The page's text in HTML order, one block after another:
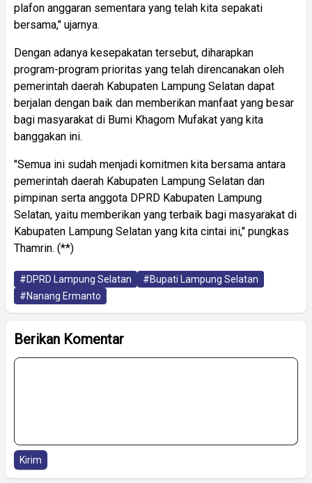
plafon anggaran sementara yang telah kita sepakati
bersama," ujarnya.
Dengan adanya kesepakatan tersebut, diharapkan
program-program prioritas yang telah direncanakan oleh
pemerintah daerah Kabupaten Lampung Selatan dapat
berjalan dengan baik dan memberikan manfaat yang besar
bagi masyarakat di Bumi Khagom Mufakat yang kita
banggakan ini.
"Semua ini sudah menjadi komitmen kita bersama antara
pemerintah daerah Kabupaten Lampung Selatan dan
pimpinan serta anggota DPRD Kabupaten Lampung
Selatan, yaitu memberikan yang terbaik bagi masyarakat di
Kabupaten Lampung Selatan yang kita cintai ini," pungkas
Thamrin. (**)
#DPRD Lampung Selatan
#Bupati Lampung Selatan
#Nanang Ermanto
Berikan Komentar
Kirim